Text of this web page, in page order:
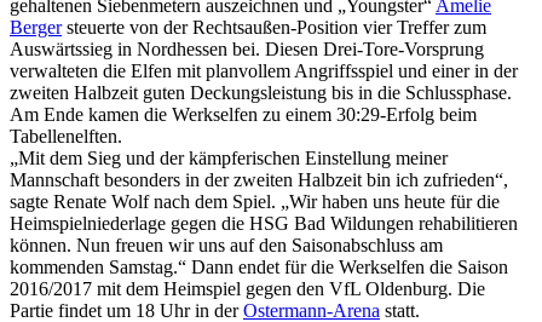
gehaltenen Siebenmetern auszeichnen und „Youngster“ Amelie
Bergersteuerte von der Rechtsaußen-Position vier Treffer zum
Auswärtssieg in Nordhessen bei. Diesen Drei-Tore-Vorsprung
verwalteten die Elfen mit planvollem Angriffsspiel und einer in der
zweiten Halbzeit guten Deckungsleistung bis in die Schlussphase.
Am Ende kamen die Werkselfen zu einem 30:29-Erfolg beim
Tabellenelften.
„Mit dem Sieg und der kämpferischen Einstellung meiner
Mannschaft besonders in der zweiten Halbzeit bin ich zufrieden“,
sagte Renate Wolf nach dem Spiel. „Wir haben uns heute für die
Heimspielniederlage gegen die HSG Bad Wildungen rehabilitieren
können. Nun freuen wir uns auf den Saisonabschluss am
kommenden Samstag.“ Dann endet für die Werkselfen die Saison
2016/2017 mit dem Heimspiel gegen den VfL Oldenburg. Die
Partie findet um 18 Uhr in derOstermann-Arena statt.